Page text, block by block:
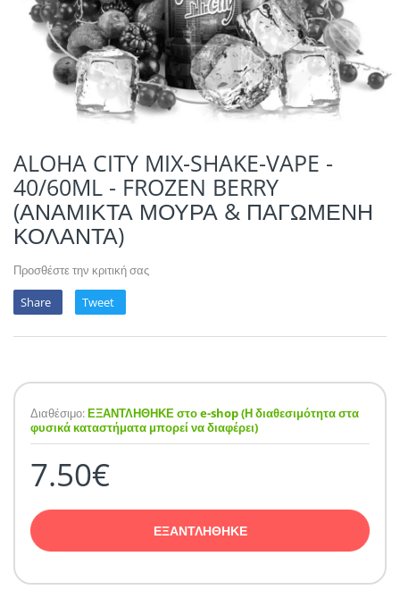
VIKINGS VAP &
POTION
QUACK'S JUICE
REVOLUTE
ALOHA CITY MIX-SHAKE-VAPE -
40/60ML - FROZEN BERRY
(ΑΝΑΜΙΚΤΑ ΜΟΥΡΑ & ΠΑΓΩΜΕΝΗ
ΚΟΛΑΝΤΑ)
Προσθέστε την κριτική σας
Share
Tweet
Διαθέσιμο:ΕΞΑΝΤΛΗΘΗΚΕ στο e-shop (Η διαθεσιμότητα στα
φυσικά καταστήματα μπορεί να διαφέρει)
7.50€
ΕΞΑΝΤΛΗΘΗΚΕ